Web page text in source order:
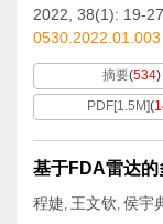
2022, 38(1): 19-27.
0530.2022.01.003
摘要(534)
PDF[1.5M](
基于FDA雷达的
程婕, 王文钦, 侯宇